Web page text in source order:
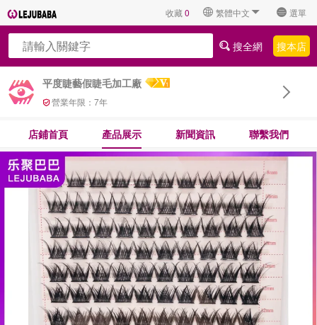
收藏0 繁體中文 選單
平度睫藝假睫毛加工廠
營業年限： 7年
搜全網 搜本店
店鋪首頁 產品展示 新聞資訊 聯繫我們